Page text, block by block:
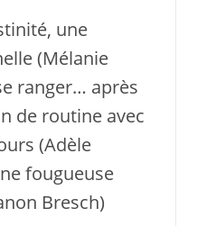
une
(Mélanie
ranger… après
de routine avec
(Adèle
fougueuse
Bresch)